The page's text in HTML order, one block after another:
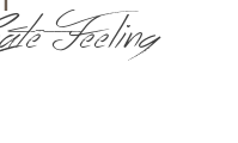
Feeling